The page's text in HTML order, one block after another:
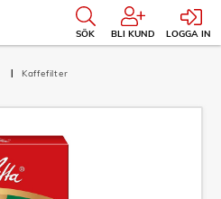
SÖK BLI KUND LOGGA IN
Kaffefilter